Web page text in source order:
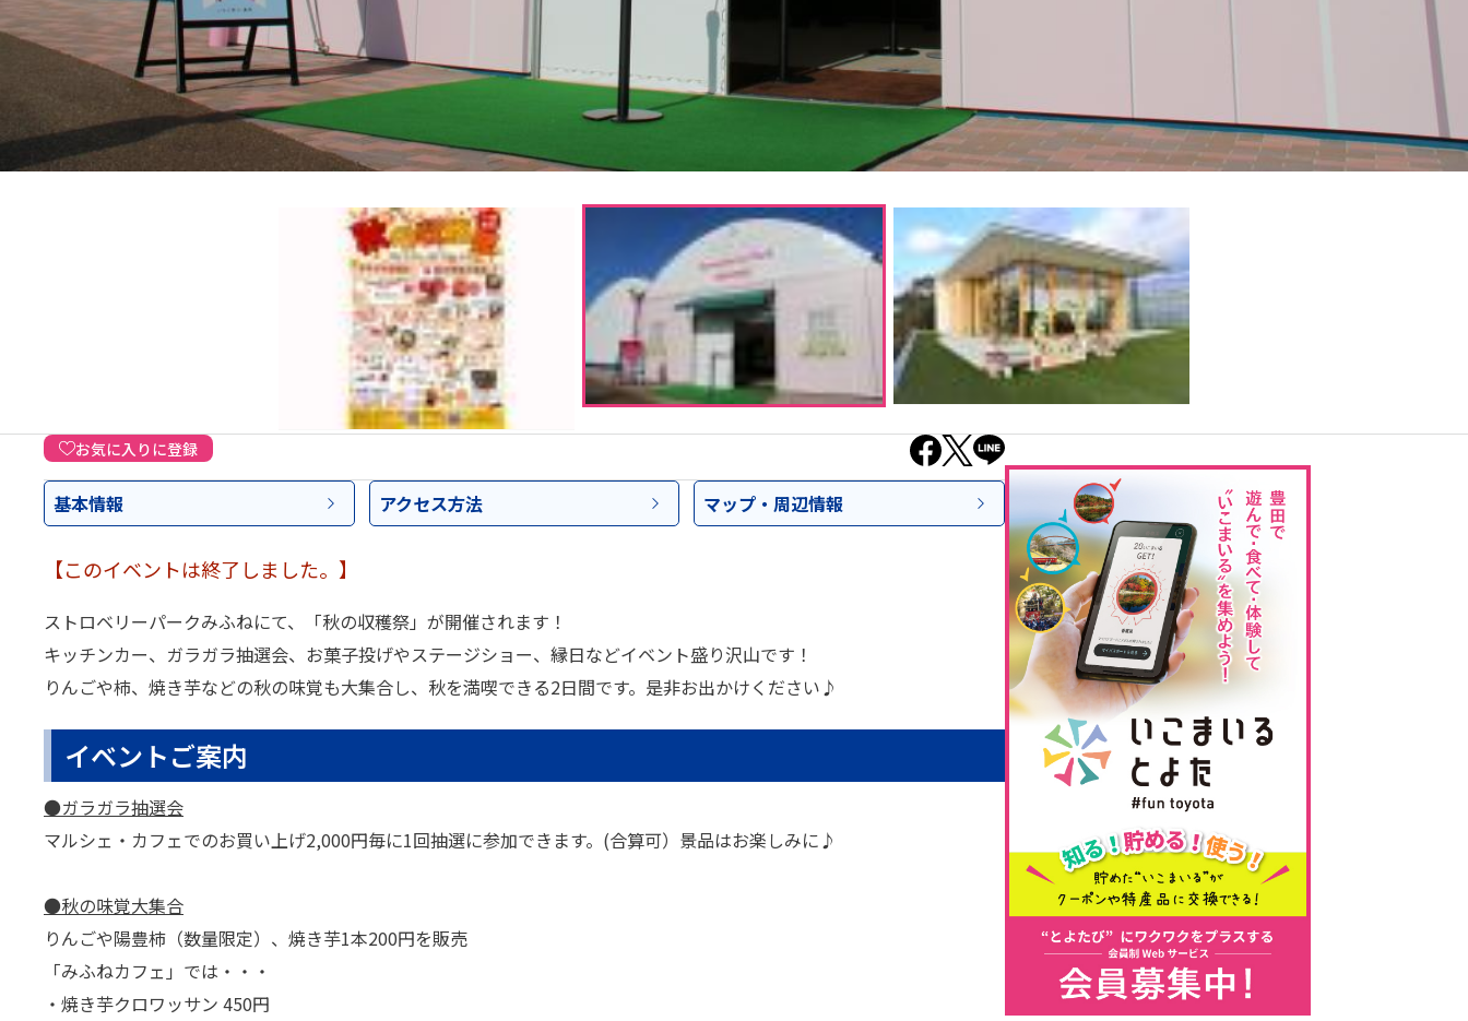
お気に入りに登録
基本情報 アクセス方法 マップ・周辺情報
【このイベントは終了しました。】
ストロベリーパークみふねにて、「秋の収穫祭」が開催されます！
キッチンカー、ガラガラ抽選会、お菓子投げやステージショー、縁日などイベント盛り沢山です！
りんごや柿、焼き芋などの秋の味覚も大集合し、秋を満喫できる2日間です。是非お出かけください♪
イベントご案内
●ガラガラ抽選会
マルシェ・カフェでのお買い上げ2,000円毎に1回抽選に参加できます。(合算可）景品はお楽しみに♪
●秋の味覚大集合
りんごや陽豊柿（数量限定）、焼き芋1本200円を販売
「みふねカフェ」では・・・
・焼き芋クロワッサン 450円